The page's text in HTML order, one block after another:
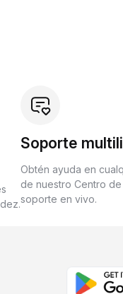
Soporte
Obtén ayuda en
de nuestro Centro
soporte en vivo.